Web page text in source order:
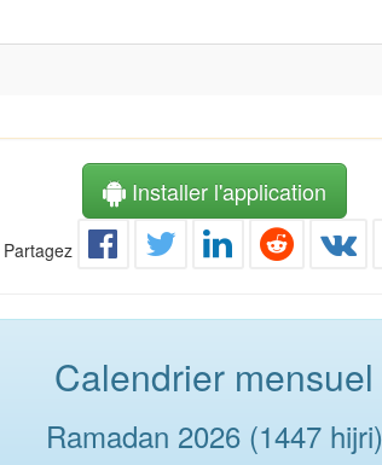
Installer l'application
Partagez
Calendrier mensuel
Ramadan 2026 (1447 hijri)